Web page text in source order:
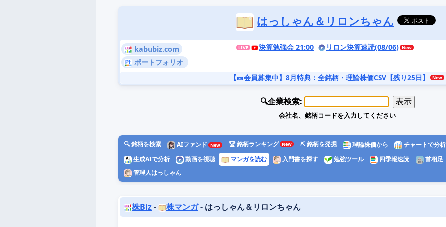
はっしゃん＆リロンちゃん
kabubiz.com
ポートフォリオ
決算勉強会 21:00 リロン決算速読(08/06)
【🎫会員募集中】8月特典 ：全銘柄・理論株価CSV【残り25日】
🔍企業検索:
会社名、銘柄コードを入力してください
🔍 銘柄を検索 AIファンド 🏆 銘柄ランキング ⛏️ 銘柄を発掘 理論株価から チャートで分析
生成AIで分析
動画を視聴 マンガを読む 入門書を探す 勉強ツール 四季報速読 首相足
管理人はっしゃん
株Biz- 株マンガ- はっしゃん＆リロンちゃん